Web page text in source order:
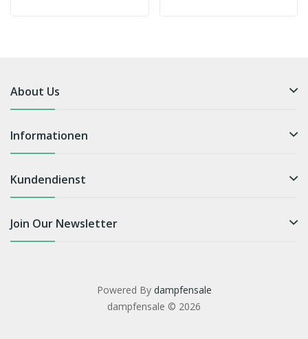
About Us
Informationen
Kundendienst
Join Our Newsletter
Powered By dampfensale
dampfensale © 2026